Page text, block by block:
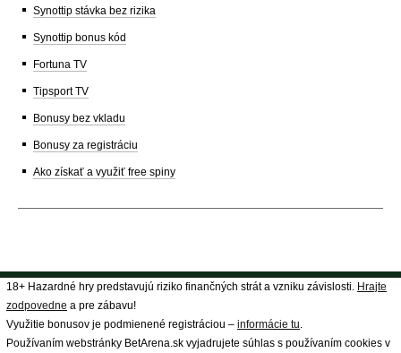
Synottip stávka bez rizika
Synottip bonus kód
Fortuna TV
Tipsport TV
Bonusy bez vkladu
Bonusy za registráciu
Ako získať a využiť free spiny
18+ Hazardné hry predstavujú riziko finančných strát a vzniku závislosti. Hrajte
zodpovedne a pre zábavu!
Využitie bonusov je podmienené registráciou – informácie tu.
Používaním webstránky BetArena.sk vyjadrujete súhlas s používaním cookies v